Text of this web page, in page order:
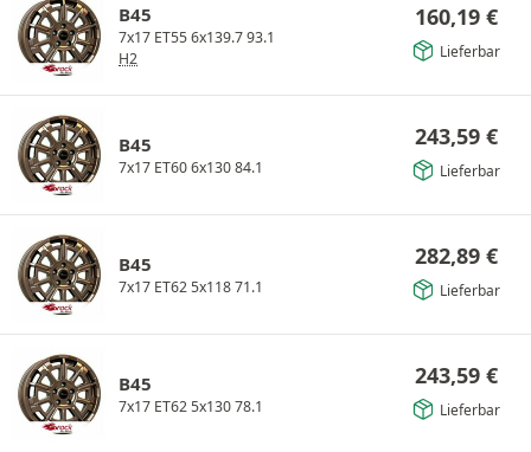
B45
7x17 ET55 6x139.7 93.1
H2
160,19 €
Lieferbar
B45
7x17 ET60 6x130 84.1
243,59 €
Lieferbar
B45
7x17 ET62 5x118 71.1
282,89 €
Lieferbar
B45
7x17 ET62 5x130 78.1
243,59 €
Lieferbar